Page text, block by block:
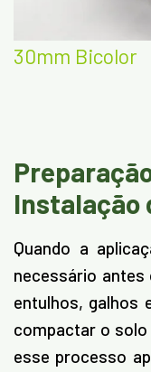
30mm Bicolor
Instalação
Quando a
necessário
entulhos, galhos
compactar o
esse processo